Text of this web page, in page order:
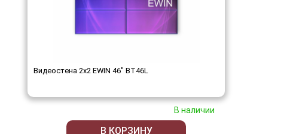
Видеостена 2x2 EWIN 46" BT46L
В наличии
В КОРЗИНУ